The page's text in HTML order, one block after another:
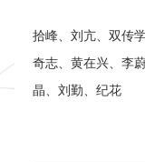
拾峰、刘亢、双传学、葛 莱、王洪俊、章朝阳
奇志、黄在兴、李
晶、刘勤、纪花